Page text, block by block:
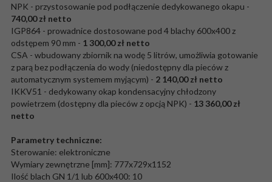
NPK - przystosowanie pod podłączenie dedykowanego okapu -
740,00 zł netto
IGP864 - prowadnice dostosowane pod 4 blachy 600x400 z
odstępem 90 mm - 1 300,00 zł netto
CSA - wbudowany zbiornik na wodę 5 litrów, umożliwia gotowanie
z parą bez podłączenia do wody (niedostępny dla pieców z
automatycznym systemem myjącym) - 2 140,00 zł netto
IKKV51 - dedykowany okap kondensacyjny chłodzony
powietrzem (dostępny dla pieców z opcją NPK) - 13 360,00 zł
netto
Parametry techniczne:
Sterowanie: elektroniczne
Wymiary zewnętrzne [mm]: 777x729x1152
Ilość blach GN 1/1 lub 600x400: 10